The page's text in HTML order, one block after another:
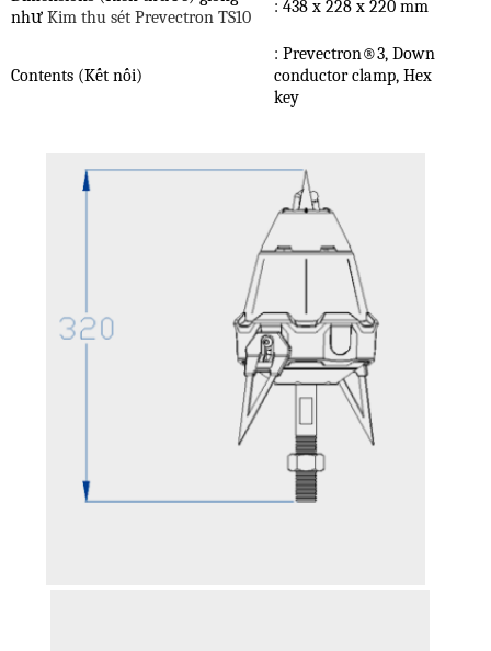
nhưKim thu sét Prevectron TS10
: 438 x 228 x 220 mm
Contents (Kết nối)
: Prevectron®3, Down
conductor clamp, Hex
key